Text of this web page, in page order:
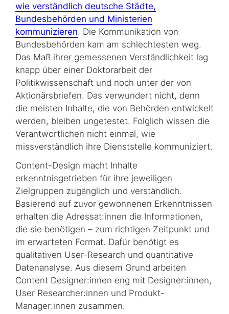
wie verständlich deutsche Städte,
Bundesbehörden und Ministerien
kommunizieren. Die Kommunikation von
Bundesbehörden kam am schlechtesten weg.
Das Maß ihrer gemessenen Verständlichkeit lag
knapp über einer Doktorarbeit der
Politikwissenschaft und noch unter der von
Aktionärsbriefen. Das verwundert nicht, denn
die meisten Inhalte, die von Behörden entwickelt
werden, bleiben ungetestet. Folglich wissen die
Verantwortlichen nicht einmal, wie
missverständlich ihre Dienststelle kommuniziert.
Content-Design macht Inhalte
erkenntnisgetrieben für ihre jeweiligen
Zielgruppen zugänglich und verständlich.
Basierend auf zuvor gewonnenen Erkenntnissen
erhalten die Adressat:innen die Informationen,
die sie benötigen – zum richtigen Zeitpunkt und
im erwarteten Format. Dafür benötigt es
qualitativen User-Research und quantitative
Datenanalyse. Aus diesem Grund arbeiten
Content Designer:innen eng mit Designer:innen,
User Researcher:innen und Produkt-
Manager:innen zusammen.